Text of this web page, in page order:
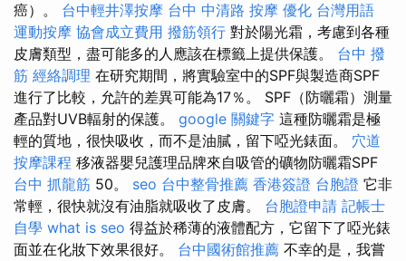
癌）。 台中輕井澤按摩 台中 中清路 按摩 優化 台灣用語
運動按摩 協會成立費用 撥筋領行 對於陽光霜，考慮到各種
皮膚類型，盡可能多的人應該在標籤上提供保護。 台中 撥
筋 經絡調理 在研究期間，將實驗室中的SPF與製造商SPF
進行了比較，允許的差異可能為17％。 SPF（防曬霜）測量
產品對UVB輻射的保護。 google 關鍵字 這種防曬霜是極
輕的質地，很快吸收，而不是油膩，留下啞光錶面。 穴道
按摩課程 移液器嬰兒護理品牌來自吸管的礦物防曬霜SPF
台中 抓龍筋 50。 seo 台中整骨推薦 香港簽證 台胞證 它非
常輕，很快就沒有油脂就吸收了皮膚。 台胞證申請 記帳士
自學 what is seo 得益於稀薄的液體配方，它留下了啞光錶
面並在化妝下效果很好。 台中國術館推薦 不幸的是，我嘗